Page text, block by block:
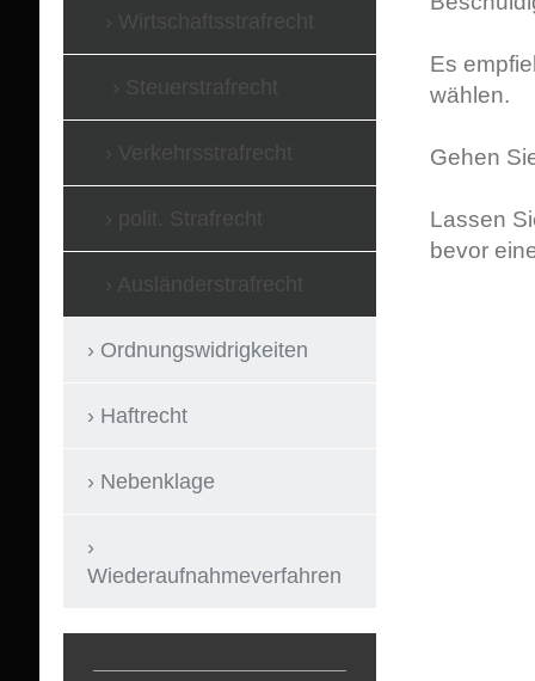
Es
wählen.
Gehen
Lassen
bevor
Wirtschaftsstrafrecht
Steuerstrafrecht
Verkehrsstrafrecht
polit. Strafrecht
Ausländerstrafrecht
Ordnungswidrigkeiten
Haftrecht
Nebenklage
Wiederaufnahmeverfahren